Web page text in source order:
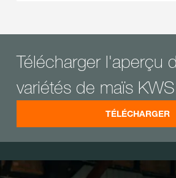
Télécharger l'aperçu
variétés de maïs
TÉLÉCHARGER